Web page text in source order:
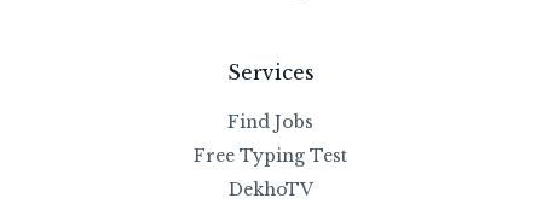
Services
Find Jobs
Free Typing Test
DekhoTV